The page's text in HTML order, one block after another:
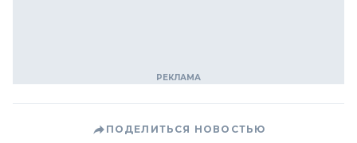
ПОДЕЛИТЬСЯ НОВОСТЬЮ